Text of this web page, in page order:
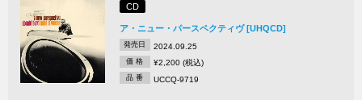
CD
ア・ニュー・パースペクティヴ [UHQCD]
発売日 2024.09.25
価 格 ¥2,200 (税込)
品 番 UCCQ-9719